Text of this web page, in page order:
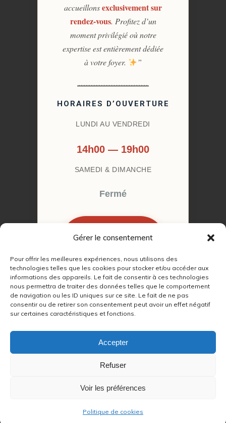
Gérer le consentement
Pour offrir les meilleures expériences, nous utilisons des
technologies telles que les cookies pour stocker et/ou accéder aux
informations des appareils. Le fait de consentir à ces technologies
nous permettra de traiter des données telles que le comportement
de navigation ou les ID uniques sur ce site. Le fait de ne pas
consentir ou de retirer son consentement peut avoir un effet négatif
sur certaines caractéristiques et fonctions.
Accepter
Refuser
Voir les préférences
Politique de cookies
accueillonsexclusivement sur
rendez-vous. Profitez d’un
moment privilégié où notre
expertise est entièrement dédiée
à votre foyer.
”
HORAIRES D’OUVERTURE
LUNDI AU VENDREDI
14h00 — 19h00
SAMEDI & DIMANCHE
Fermé
RENDEZ-VOUS
© 2022 – 2026Autour du Feu 77
RGPD
lien|
Chauffage au bois